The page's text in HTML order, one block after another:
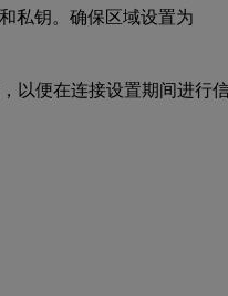
私钥。确保区域设置为
以便在连接设置期间进行信